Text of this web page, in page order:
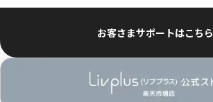
お客さまサポートはこちら